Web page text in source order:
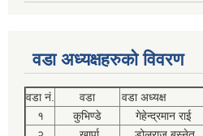
वडा अध्यक्षहरुको विवरण
वडा नं. वडा वडा अध्यक्ष
१
कुभिण्डे गेहेन्द्रमान राई